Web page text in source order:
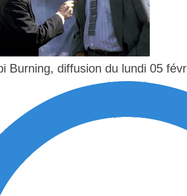
Burning, diffusion du lundi 05